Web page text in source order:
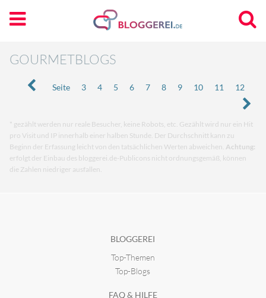
GOURMETBLOGS
Seite 3 4 5 6 7 8 9 10 11 12
* gezählt werden nur reale Besucher, keine Robots, etc. Gezählt wird nur ein Hit
pro Visit und IP innerhalb einer halben Stunde. Der Durchschnitt kann zu
Beginn der Erfassung leicht von den tatsächlichen Werten abweichen. Achtung:
erfolgt der Einbau des bloggerei.de-Publicons nicht ordnungsgemäß, können
die Zahlen niedriger ausfallen.
BLOGGEREI
Top-Themen
Top-Blogs
FAQ & HILFE